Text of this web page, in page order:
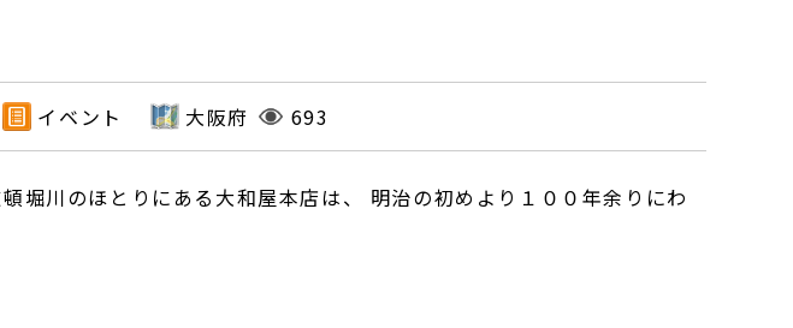
イベント 大阪府 693
堀川のほとりにある大和屋本店は、 明治の初めより１００年余りにわ